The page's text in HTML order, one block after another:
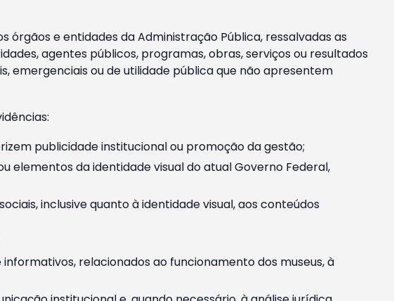
órgãos e entidades da Administração Pública, ressalvadas as
agentes públicos, programas, obras, serviços ou resultados
emergenciais ou de utilidade pública que não apresentem
publicidade institucional ou promoção da gestão;
elementos da identidade visual do atual Governo Federal,
inclusive quanto à identidade visual, aos conteúdos
relacionados ao funcionamento dos museus, à